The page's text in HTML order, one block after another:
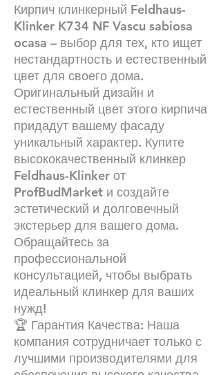
Кирпич клинкерный Feldhaus-
Klinker K734 NF Vascu sabiosa
ocasa – выбор для тех, кто ищет
нестандартность и естественный
цвет для своего дома.
Оригинальный дизайн и
естественный цвет этого кирпича
придадут вашему фасаду
уникальный характер. Купите
высококачественный клинкер
Feldhaus-Klinker от
ProfBudMarket и создайте
эстетический и долговечный
экстерьер для вашего дома.
Обращайтесь за
профессиональной
консультацией, чтобы выбрать
идеальный клинкер для ваших
нужд!
🏆 Гарантия Качества: Наша
компания сотрудничает только с
лучшими производителями для